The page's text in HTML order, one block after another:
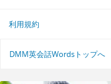
利用規約
DMM英会話Wordsトップへ